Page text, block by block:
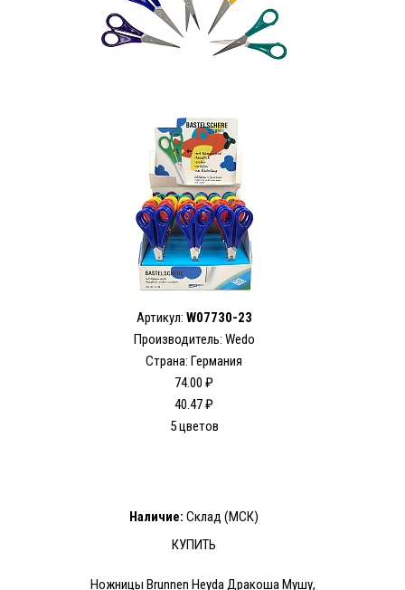
Артикул: W07730-23
Производитель: Wedo
Страна: Германия
74.00 ₽
40.47 ₽
5 цветов
Наличие: Склад (МСК)
КУПИТЬ
Ножницы Brunnen Heyda Дракоша Мушу,